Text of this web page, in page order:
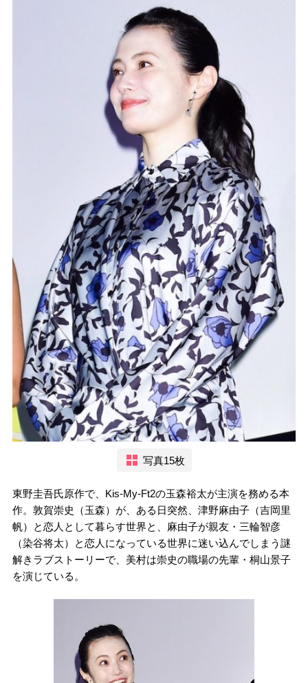
写真15枚
東野圭吾氏原作で、Kis-My-Ft2の玉森裕太が主演を務める本
作。敦賀崇史（玉森）が、ある日突然、津野麻由子（吉岡里
帆）と恋人として暮らす世界と、麻由子が親友・三輪智彦
（染谷将太）と恋人になっている世界に迷い込んでしまう謎
解きラブストーリーで、美村は崇史の職場の先輩・桐山景子
を演じている。